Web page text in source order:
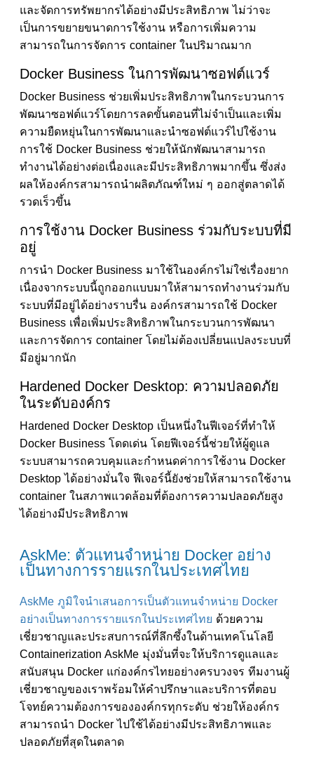
และจัดการทรัพยากรได้อย่างมีประสิทธิภาพ ไม่ว่าจะ
เป็นการขยายขนาดการใช้งาน หรือการเพิ่มความ
สามารถในการจัดการ container ในปริมาณมาก
Docker Business ในการพัฒนาซอฟต์แวร์
Docker Business ช่วยเพิ่มประสิทธิภาพในกระบวนการ
พัฒนาซอฟต์แวร์โดยการลดขั้นตอนที่ไม่จำเป็นและเพิ่ม
ความยืดหยุ่นในการพัฒนาและนำซอฟต์แวร์ไปใช้งาน
การใช้ Docker Business ช่วยให้นักพัฒนาสามารถ
ทำงานได้อย่างต่อเนื่องและมีประสิทธิภาพมากขึ้น ซึ่งส่ง
ผลให้องค์กรสามารถนำผลิตภัณฑ์ใหม่ ๆ ออกสู่ตลาดได้
รวดเร็วขึ้น
การใช้งาน Docker Business ร่วมกับระบบที่มี
อยู่
การนำ Docker Business มาใช้ในองค์กรไม่ใช่เรื่องยาก
เนื่องจากระบบนี้ถูกออกแบบมาให้สามารถทำงานร่วมกับ
ระบบที่มีอยู่ได้อย่างราบรื่น องค์กรสามารถใช้ Docker
Business เพื่อเพิ่มประสิทธิภาพในกระบวนการพัฒนา
และการจัดการ container โดยไม่ต้องเปลี่ยนแปลงระบบที่
มีอยู่มากนัก
Hardened Docker Desktop: ความปลอดภัย
ในระดับองค์กร
Hardened Docker Desktop เป็นหนึ่งในฟีเจอร์ที่ทำให้
Docker Business โดดเด่น โดยฟีเจอร์นี้ช่วยให้ผู้ดูแล
ระบบสามารถควบคุมและกำหนดค่าการใช้งาน Docker
Desktop ได้อย่างมั่นใจ ฟีเจอร์นี้ยังช่วยให้สามารถใช้งาน
container ในสภาพแวดล้อมที่ต้องการความปลอดภัยสูง
ได้อย่างมีประสิทธิภาพ
AskMe: ตัวแทนจำหน่าย Docker อย่าง
เป็นทางการรายแรกในประเทศไทย
AskMe ภูมิใจนำเสนอการเป็นตัวแทนจำหน่าย Docker
อย่างเป็นทางการรายแรกในประเทศไทย ด้วยความ
เชี่ยวชาญและประสบการณ์ที่ลึกซึ้งในด้านเทคโนโลยี
Containerization AskMe มุ่งมั่นที่จะให้บริการดูแลและ
สนับสนุน Docker แก่องค์กรไทยอย่างครบวงจร ทีมงานผู้
เชี่ยวชาญของเราพร้อมให้คำปรึกษาและบริการที่ตอบ
โจทย์ความต้องการขององค์กรทุกระดับ ช่วยให้องค์กร
สามารถนำ Docker ไปใช้ได้อย่างมีประสิทธิภาพและ
ปลอดภัยที่สุดในตลาด